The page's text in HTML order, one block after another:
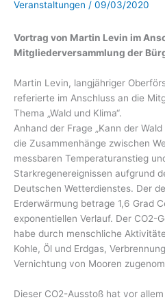
Veranstaltungen / 09/03/2020
Vortrag von Martin Levin im
Mitgliederversammlung der
Martin Levin, langjähriger
referierte im Anschluss an die
Thema „Wald und Klima“.
Anhand der Frage „Kann der
die Zusammenhänge zwischen
messbaren Temperaturanstieg
Starkregenereignissen aufgrund
Deutschen Wetterdienstes. Der
Erderwärmung betrage 1,6 Grad
exponentiellen Verlauf. Der CO2-
habe durch menschliche
Kohle, Öl und Erdgas,
Vernichtung von Mooren
Dieser CO2-Ausstoß hat vor